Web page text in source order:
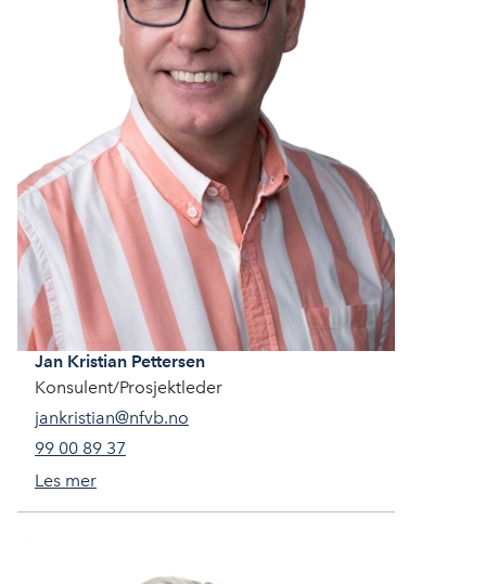
Jan Kristian Pettersen
Konsulent/Prosjektleder
jankristian@nfvb.no
99 00 89 37
Les mer